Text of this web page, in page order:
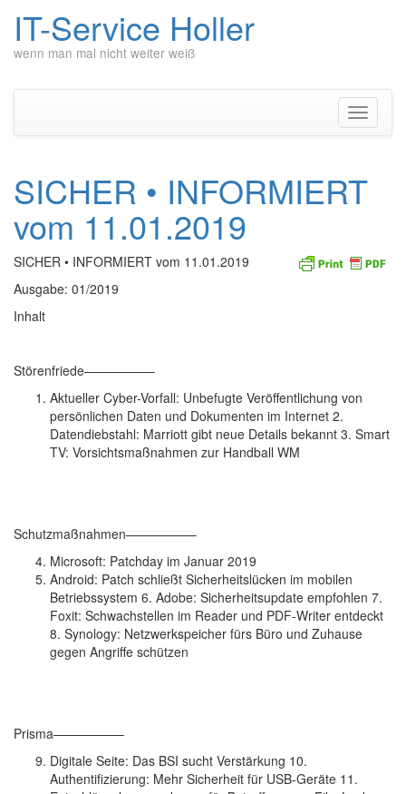
IT-Service Holler
wenn man mal nicht weiter weiß
SICHER • INFORMIERT
vom 11.01.2019
SICHER • INFORMIERT vom 11.01.2019
Ausgabe: 01/2019
Inhalt
Störenfriede—————–
Aktueller Cyber-Vorfall: Unbefugte Veröffentlichung von
persönlichen Daten und Dokumenten im Internet 2.
Datendiebstahl: Marriott gibt neue Details bekannt 3. Smart
TV: Vorsichtsmaßnahmen zur Handball WM
Schutzmaßnahmen—————–
Microsoft: Patchday im Januar 2019
Android: Patch schließt Sicherheitslücken im mobilen
Betriebssystem 6. Adobe: Sicherheitsupdate empfohlen 7.
Foxit: Schwachstellen im Reader und PDF-Writer entdeckt
8. Synology: Netzwerkspeicher fürs Büro und Zuhause
gegen Angriffe schützen
Prisma—————–
Digitale Seite: Das BSI sucht Verstärkung 10.
Authentifizierung: Mehr Sicherheit für USB-Geräte 11.